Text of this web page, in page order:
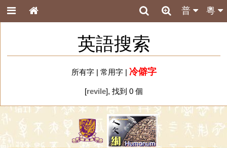
粵
普
英語搜索
所有字| 常用字| 冷僻字
[revile], 找到 0 個